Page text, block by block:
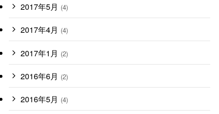
2017年5月 (4)
2017年4月 (4)
2017年1月 (2)
2016年6月 (2)
2016年5月 (4)